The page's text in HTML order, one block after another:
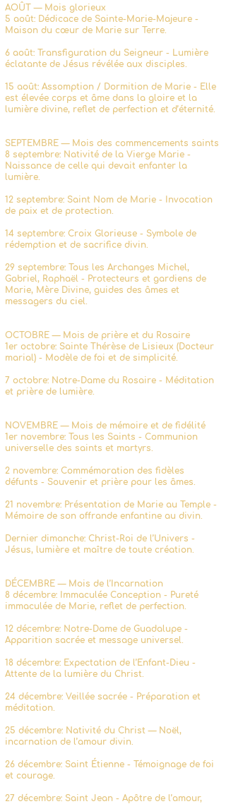
AOÛT — Mois glorieux
5 août: Dédicace de Sainte-Marie-Majeure -
Maison du cœur de Marie sur Terre.
6 août: Transfiguration du Seigneur - Lumière
éclatante de Jésus révélée aux disciples.
15 août: Assomption / Dormition de Marie - Elle
est élevée corps et âme dans la gloire et la
lumière divine, reflet de perfection et d’éternité.
SEPTEMBRE — Mois des commencements saints
8 septembre: Nativité de la Vierge Marie -
Naissance de celle qui devait enfanter la
lumière.
12 septembre: Saint Nom de Marie - Invocation
de paix et de protection.
14 septembre: Croix Glorieuse - Symbole de
rédemption et de sacrifice divin.
29 septembre: Tous les Archanges Michel,
Gabriel, Raphaël - Protecteurs et gardiens de
Marie, Mère Divine, guides des âmes et
messagers du ciel.
OCTOBRE — Mois de prière et du Rosaire
1er octobre: Sainte Thérèse de Lisieux (Docteur
marial) - Modèle de foi et de simplicité.
7 octobre: Notre-Dame du Rosaire - Méditation
et prière de lumière.
NOVEMBRE — Mois de mémoire et de fidélité
1er novembre: Tous les Saints - Communion
universelle des saints et martyrs.
2 novembre: Commémoration des fidèles
défunts - Souvenir et prière pour les âmes.
21 novembre: Présentation de Marie au Temple -
Mémoire de son offrande enfantine au divin.
Dernier dimanche: Christ-Roi de l’Univers -
Jésus, lumière et maître de toute création.
DÉCEMBRE — Mois de l’Incarnation
8 décembre: Immaculée Conception - Pureté
immaculée de Marie, reflet de perfection.
12 décembre: Notre-Dame de Guadalupe -
Apparition sacrée et message universel.
18 décembre: Expectation de l’Enfant-Dieu -
Attente de la lumière du Christ.
24 décembre: Veillée sacrée - Préparation et
méditation.
25 décembre: Nativité du Christ — Noël,
incarnation de l’amour divin.
26 décembre: Saint Étienne - Témoignage de foi
et courage.
27 décembre: Saint Jean - Apôtre de l’amour,